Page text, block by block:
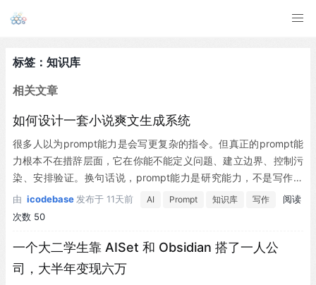
标签：知识库
相关文章
如何设计一套小说爽文生成系统
很多人以为prompt能力是会写更复杂的指令。但真正的prompt能
力根本不在措辞层面，它在你能不能定义问题、建立边界、控制污
染、安排验证。换句话说，prompt能力是研究能力，不是写作能
力。这篇文章记录了我从爽文研究项目中得出的认知，以及AISet
知识库的设计思路。
由 icodebase 发布于 11天前 AI Prompt 知识库 写作
阅读
次数 50
一个大二学生靠 AISet 和 Obsidian 搭了一人公
司，大半年变现六万